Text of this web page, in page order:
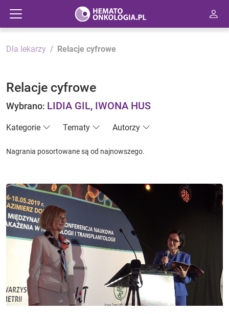
Dla lekarzy Relacje cyfrowe
Relacje cyfrowe
Wybrano: LIDIA GIL, IWONA HUS
Kategorie Tematy Autorzy
Nagrania posortowane są od najnowszego.